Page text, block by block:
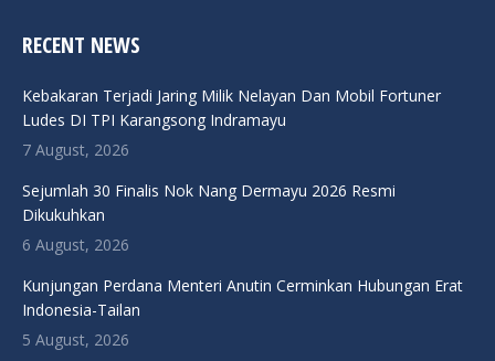
RECENT NEWS
Kebakaran Terjadi Jaring Milik Nelayan Dan Mobil Fortuner
Ludes DI TPI Karangsong Indramayu
7 August, 2026
Sejumlah 30 Finalis Nok Nang Dermayu 2026 Resmi
Dikukuhkan
6 August, 2026
Kunjungan Perdana Menteri Anutin Cerminkan Hubungan Erat
Indonesia-Tailan
5 August, 2026